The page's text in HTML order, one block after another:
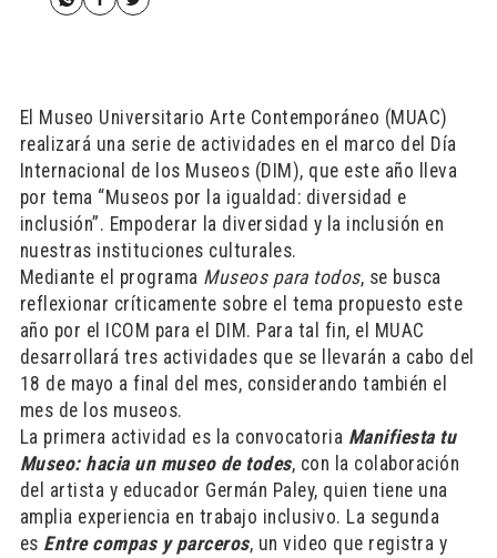
El Museo Universitario Arte Contemporáneo (MUAC)
realizará una serie de actividades en el marco del Día
Internacional de los Museos (DIM), que este año lleva
por tema “Museos por la igualdad: diversidad e
inclusión”. Empoderar la diversidad y la inclusión en
nuestras instituciones culturales.
Mediante el programa Museos para todos, se busca
reflexionar críticamente sobre el tema propuesto este
año por el ICOM para el DIM. Para tal fin, el MUAC
desarrollará tres actividades que se llevarán a cabo del
18 de mayo a final del mes, considerando también el
mes de los museos.
La primera actividad es la convocatoria Manifiesta tu
Museo: hacia un museo de todes, con la colaboración
del artista y educador Germán Paley, quien tiene una
amplia experiencia en trabajo inclusivo. La segunda
es Entre compas y parceros, un video que registra y